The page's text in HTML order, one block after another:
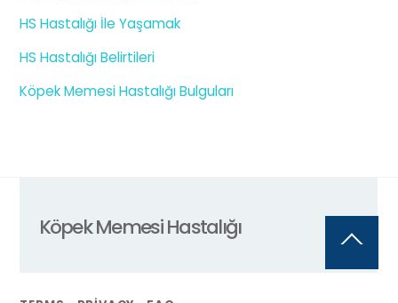
HS Hastalığı İle Yaşamak
HS Hastalığı Belirtileri
Köpek Memesi Hastalığı Bulguları
Back
Top
Köpek Memesi Hastalığı